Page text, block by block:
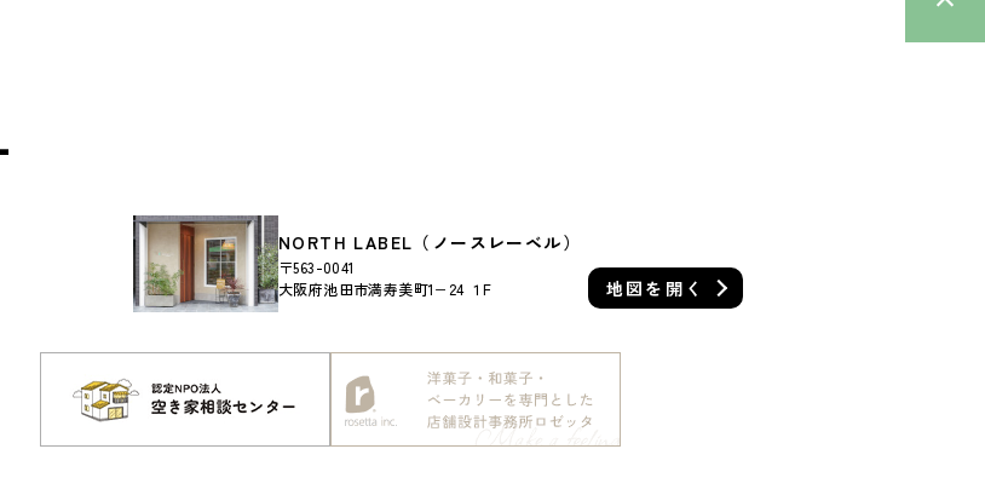
NORTH LABEL（ノースレーベル）
〒563-0041
大阪府池田市満寿美町1−24 １F
地図を 開く